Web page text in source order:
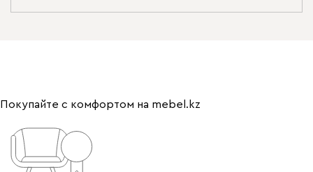
Покупайте с комфортом на mebel.kz